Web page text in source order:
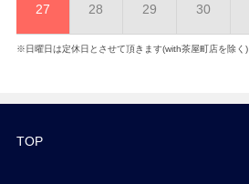
27 28 29 30
※日曜日は定休日とさせて頂きます(with茶屋町店を除く)
TOP